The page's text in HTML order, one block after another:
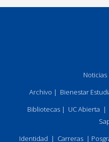
Noticias
Archivo | Bienestar
Bibliotecas| UC Abierta |
Identidad | Carreras |